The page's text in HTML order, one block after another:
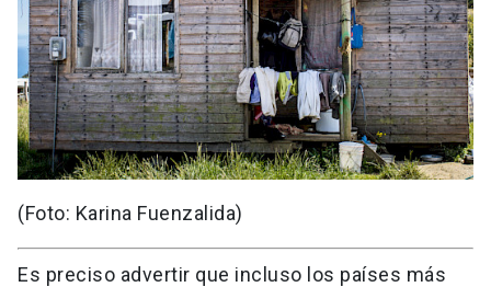
(Foto: Karina Fuenzalida)
Es preciso advertir que incluso los países más